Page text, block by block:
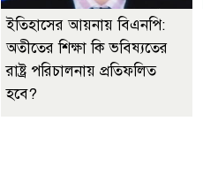
ইতিহাসের আয়নায় বিএনপি:
অতীতের শিক্ষা কি ভবিষ্যতের
রাষ্ট্র পরিচালনায় প্রতিফলিত
হবে?